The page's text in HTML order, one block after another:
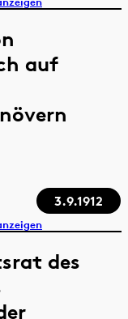
auf
3.9.1912
des